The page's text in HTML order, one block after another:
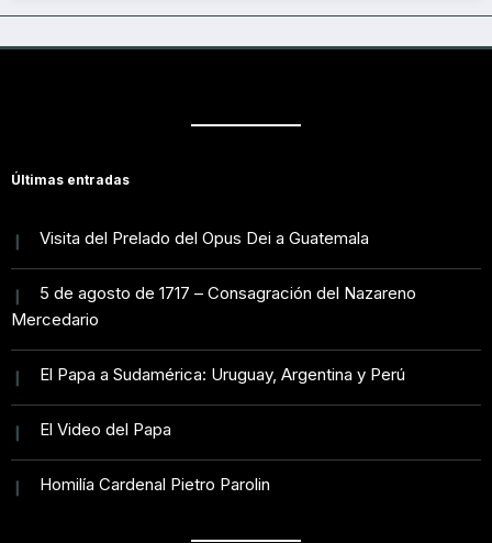
Últimas entradas
Visita del Prelado del Opus Dei a Guatemala
5 de agosto de 1717 – Consagración del Nazareno
Mercedario
El Papa a Sudamérica: Uruguay, Argentina y Perú
El Video del Papa
Homilía Cardenal Pietro Parolin